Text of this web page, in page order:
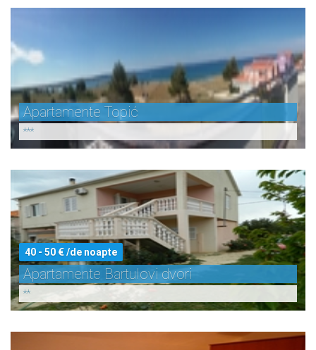
Apartamente Topić
***
40 - 50 € /de noapte
Apartamente Bartulovi dvori
**